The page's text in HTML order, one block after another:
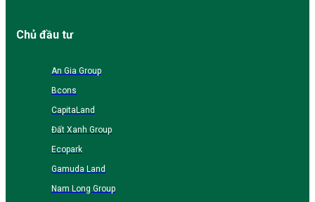
Chủ đầu tư
An Gia Group
Bcons
CapitaLand
Đất Xanh Group
Ecopark
Gamuda Land
Nam Long Group